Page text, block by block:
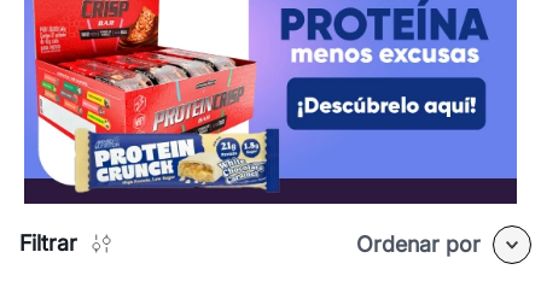
Filtrar Ordenar por